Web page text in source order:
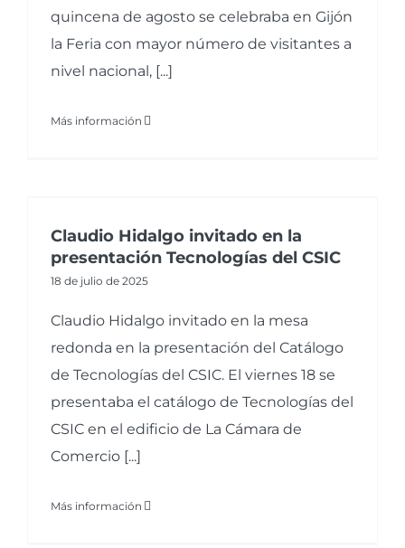
quincena de agosto se celebraba en Gijón
la Feria con mayor número de visitantes a
nivel nacional, [...]
Más información
Claudio Hidalgo invitado en la
presentación Tecnologías del CSIC
18 de julio de 2025
Claudio Hidalgo invitado en la mesa
redonda en la presentación del Catálogo
de Tecnologías del CSIC. El viernes 18 se
presentaba el catálogo de Tecnologías del
CSIC en el edificio de La Cámara de
Comercio [...]
Más información